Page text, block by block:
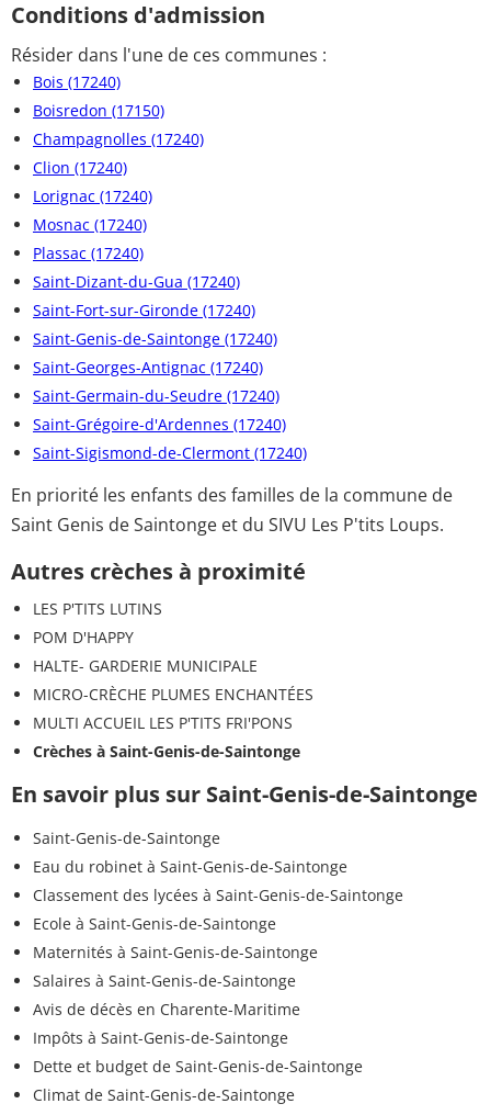
Conditions d'admission
Résider dans l'une de ces communes :
Bois (17240)
Boisredon (17150)
Champagnolles (17240)
Clion (17240)
Lorignac (17240)
Mosnac (17240)
Plassac (17240)
Saint-Dizant-du-Gua (17240)
Saint-Fort-sur-Gironde (17240)
Saint-Genis-de-Saintonge (17240)
Saint-Georges-Antignac (17240)
Saint-Germain-du-Seudre (17240)
Saint-Grégoire-d'Ardennes (17240)
Saint-Sigismond-de-Clermont (17240)
En priorité les enfants des familles de la commune de
Saint Genis de Saintonge et du SIVU Les P'tits Loups.
Autres crèches à proximité
LES P'TITS LUTINS
POM D'HAPPY
HALTE- GARDERIE MUNICIPALE
MICRO-CRÈCHE PLUMES ENCHANTÉES
MULTI ACCUEIL LES P'TITS FRI'PONS
Crèches à Saint-Genis-de-Saintonge
En savoir plus sur Saint-Genis-de-Saintonge
Saint-Genis-de-Saintonge
Eau du robinet à Saint-Genis-de-Saintonge
Classement des lycées à Saint-Genis-de-Saintonge
Ecole à Saint-Genis-de-Saintonge
Maternités à Saint-Genis-de-Saintonge
Salaires à Saint-Genis-de-Saintonge
Avis de décès en Charente-Maritime
Impôts à Saint-Genis-de-Saintonge
Dette et budget de Saint-Genis-de-Saintonge
Climat de Saint-Genis-de-Saintonge